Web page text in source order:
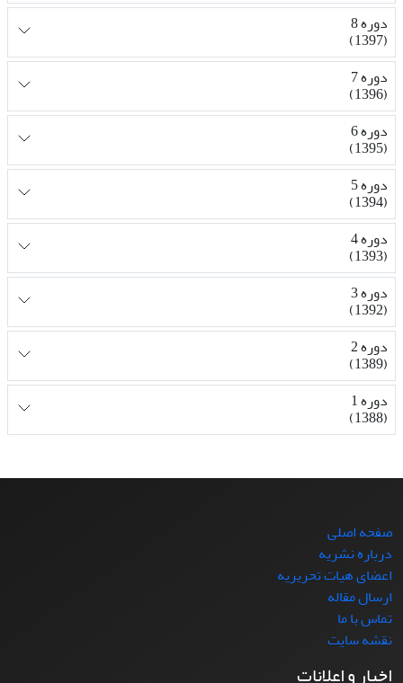
دوره 8
(1397)
دوره 7
(1396)
دوره 6
(1395)
دوره 5
(1394)
دوره 4
(1393)
دوره 3
(1392)
دوره 2
(1389)
دوره 1
(1388)
صفحه اصلی
درباره نشریه
اعضای هیات تحریریه
ارسال مقاله
تماس با ما
نقشه سایت
اخبار و اعلانات